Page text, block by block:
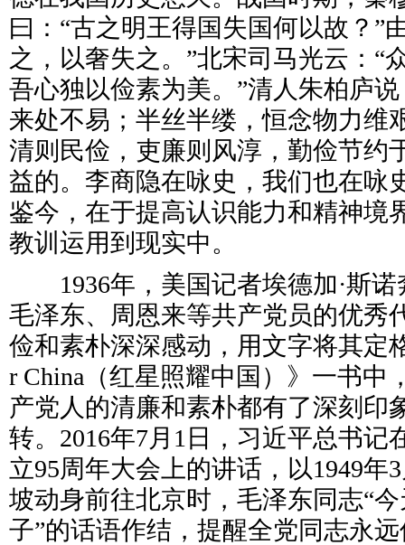
曰：“古之明王得国失国何以故？”
之，以奢失之。”北宋司马光云：“
吾心独以俭素为美。”清人朱柏庐
来处不易；半丝半缕，恒念物力维
清则民俭，吏廉则风淳，勤俭节约
益的。李商隐在咏史，我们也在咏
鉴今，在于提高认识能力和精神境
教训运用到现实中。
1936年，美国记者埃德加·斯诺
毛泽东、周恩来等共产党员的优秀
俭和素朴深深感动，用文字将其定
r China（红星照耀中国）》一书中
产党人的清廉和素朴都有了深刻印
转。2016年7月1日，习近平总书记
立95周年大会上的讲话，以1949年
坡动身前往北京时，毛泽东同志“
子”的话语作结，提醒全党同志永